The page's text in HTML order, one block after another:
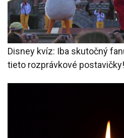
Disney kvíz: Iba skutočný
tieto rozprávkové postavičky!